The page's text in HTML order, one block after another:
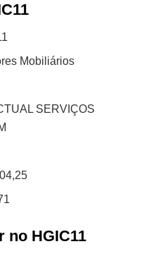
Mobiliários
SERVIÇOS
no HGIC11